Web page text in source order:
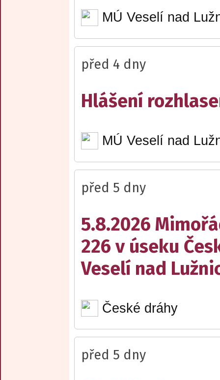
MÚ Veselí nad
před 4 dny
Hlášení
MÚ Veselí nad
před 5 dny
5.8.2026
226 v úseku
Veselí nad
České dráhy
před 5 dny